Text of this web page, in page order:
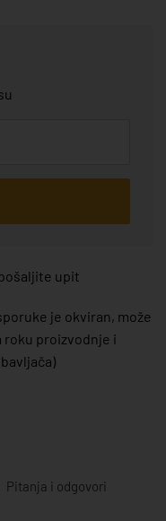
upit
je okviran, može
roku proizvodnje i
Pitanja i odgovori